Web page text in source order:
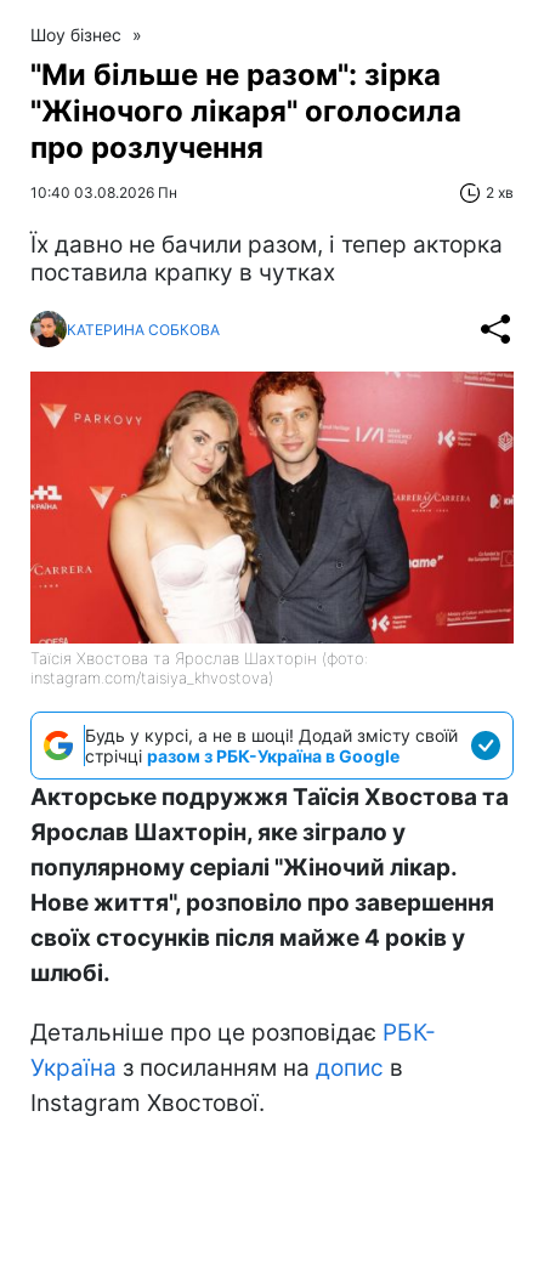
Шоу бізнес »
"Ми більше не разом": зірка
"Жіночого лікаря" оголосила
про розлучення
10:40 03.08.2026 Пн 2 хв
Їх давно не бачили разом, і тепер акторка
поставила крапку в чутках
КАТЕРИНА СОБКОВА
Таїсія Хвостова та Ярослав Шахторін (фото:
instagram.com/taisiya_khvostova)
Будь у курсі, а не в шоці! Додай змісту своїй
стрічці разом з РБК-Україна в Google
Акторське подружжя Таїсія Хвостова та
Ярослав Шахторін, яке зіграло у
популярному серіалі "Жіночий лікар.
Нове життя", розповіло про завершення
своїх стосунків після майже 4 років у
шлюбі.
Детальніше про це розповідає РБК-
Україна з посиланням на допис в
Instagram Хвостової.